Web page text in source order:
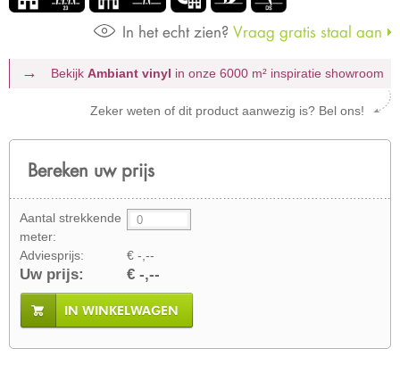
In het echt zien? Vraag gratis staal aan
Bekijk Ambiant vinyl in onze 6000 m² inspiratie showroom
Zeker weten of dit product aanwezig is? Bel ons!
Bereken uw prijs
Aantal strekkende
meter:
Adviesprijs:
€ -,--
Uw prijs: € -,--
IN WINKELWAGEN